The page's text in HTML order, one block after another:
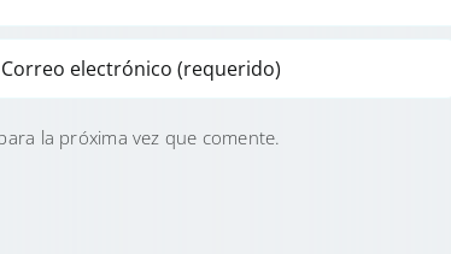
la próxima vez que comente.